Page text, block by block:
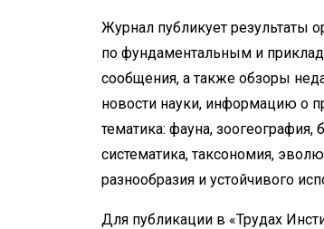
Журнал публикует результаты
по фундаментальным и
сообщения, а также обзоры
новости науки, информацию о
тематика: фауна,
систематика, таксономия,
разнообразия и устойчивого
Для публикации в «Трудах